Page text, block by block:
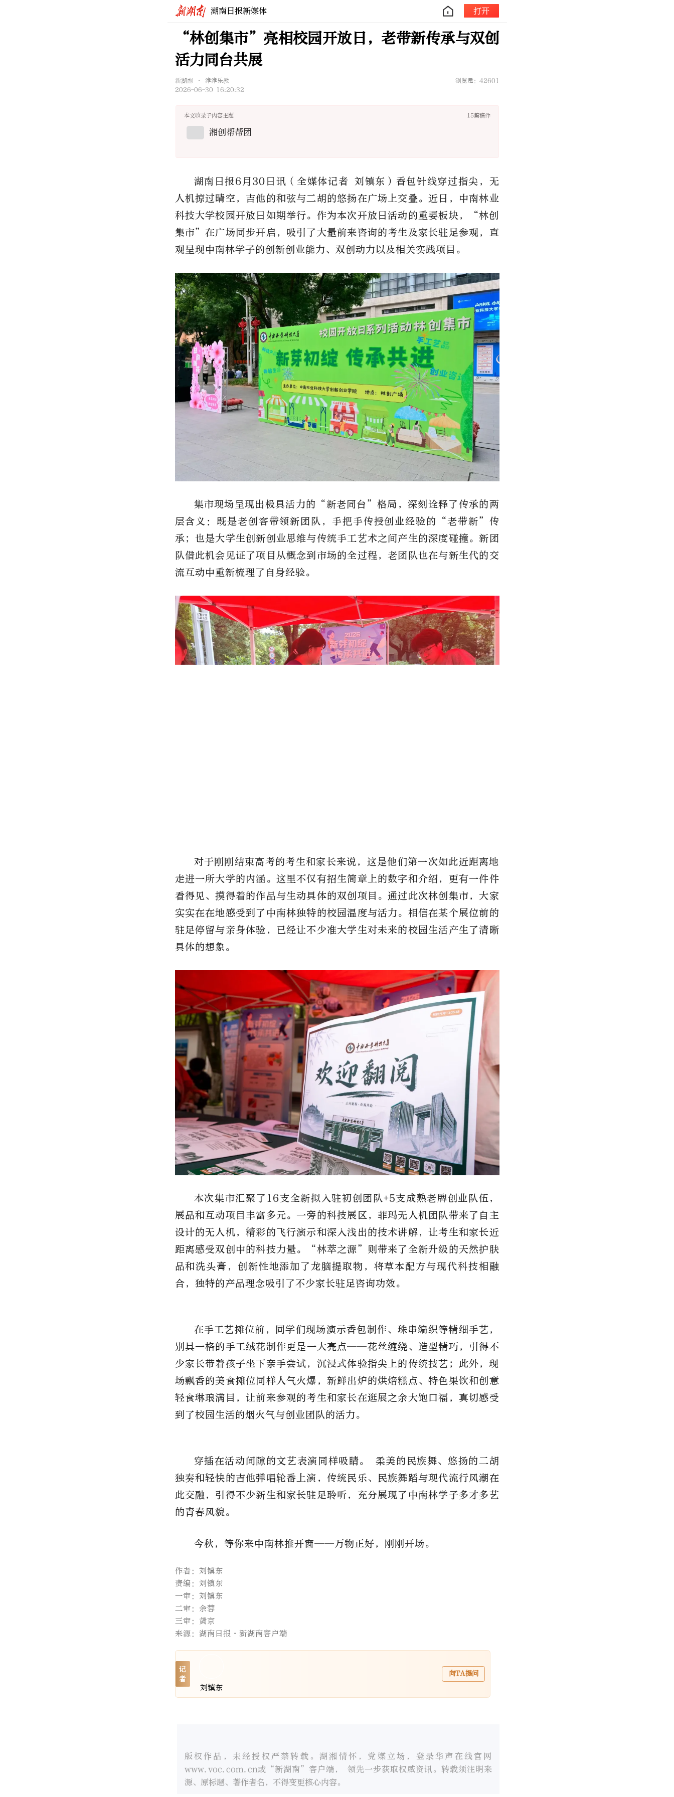
湖南日报新媒体 打开
“林创集市”亮相校园开放日，老带新传承与双创
活力同台共展
新湖南 • 津津乐教
浏览量：42601
2026-06-30 16:20:32
本文收录于内容主题 15篇稿件
湘创帮帮团
湖南日报6月30日讯（全媒体记者 刘镇东） 香包针线穿过指尖，无
人机掠过晴空，吉他的和弦与二胡的悠扬在广场上交叠。近日，中南林业
科技大学校园开放日如期举行。作为本次开放日活动的重要板块，“林创
集市”在广场同步开启，吸引了大量前来咨询的考生及家长驻足参观，直
观呈现中南林学子的创新创业能力、双创动力以及相关实践项目。
集市现场呈现出极具活力的“新老同台”格局，深刻诠释了传承的两
层含义：既是老创客带领新团队，手把手传授创业经验的“老带新”传
承；也是大学生创新创业思维与传统手工艺术之间产生的深度碰撞。新团
队借此机会见证了项目从概念到市场的全过程，老团队也在与新生代的交
流互动中重新梳理了自身经验。
对于刚刚结束高考的考生和家长来说，这是他们第一次如此近距离地
走进一所大学的内涵。这里不仅有招生简章上的数字和介绍，更有一件件
看得见、摸得着的作品与生动具体的双创项目。通过此次林创集市，大家
实实在在地感受到了中南林独特的校园温度与活力。相信在某个展位前的
驻足停留与亲身体验，已经让不少准大学生对未来的校园生活产生了清晰
具体的想象。
本次集市汇聚了16支全新拟入驻初创团队+5支成熟老牌创业队伍，
展品和互动项目丰富多元。一旁的科技展区，菲玛无人机团队带来了自主
设计的无人机，精彩的飞行演示和深入浅出的技术讲解，让考生和家长近
距离感受双创中的科技力量。“林萃之源”则带来了全新升级的天然护肤
品和洗头膏，创新性地添加了龙脑提取物，将草本配方与现代科技相融
合，独特的产品理念吸引了不少家长驻足咨询功效。
在手工艺摊位前，同学们现场演示香包制作、珠串编织等精细手艺，
别具一格的手工绒花制作更是一大亮点——花丝缠绕、造型精巧，引得不
少家长带着孩子坐下亲手尝试，沉浸式体验指尖上的传统技艺；此外，现
场飘香的美食摊位同样人气火爆，新鲜出炉的烘焙糕点、特色果饮和创意
轻食琳琅满目，让前来参观的考生和家长在逛展之余大饱口福，真切感受
到了校园生活的烟火气与创业团队的活力。
穿插在活动间隙的文艺表演同样吸睛。 柔美的民族舞、悠扬的二胡
独奏和轻快的吉他弹唱轮番上演，传统民乐、民族舞蹈与现代流行风潮在
此交融，引得不少新生和家长驻足聆听，充分展现了中南林学子多才多艺
的青春风貌。
今秋，等你来中南林推开窗——万物正好，刚刚开场。
作者：刘镇东
责编：刘镇东
一审：刘镇东
二审：余蓉
三审：黄京
来源：湖南日报·新湖南客户端
记
者
刘镇东
向TA提问
版权作品，未经授权严禁转载。湖湘情怀，党媒立场，登录华声在线官网
www.voc.com.cn或“新湖南”客户端， 领先一步获取权威资讯。转载须注明来
源、原标题、著作者名，不得变更核心内容。